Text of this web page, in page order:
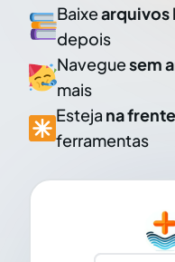
Baixearquivos
depois
Naveguesem
mais
Esteja na frente
ferramentas